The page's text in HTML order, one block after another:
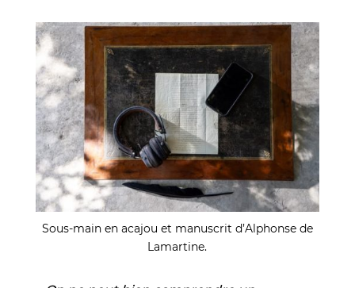
Sous-main en acajou et manuscrit d’Alphonse de
Lamartine.